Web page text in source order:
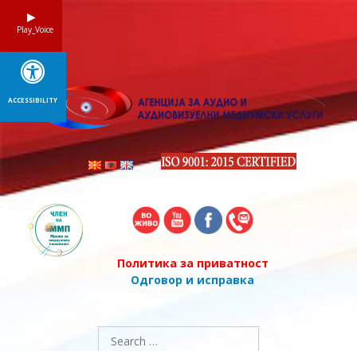
Политика за приватност
Одговор и исправка
Search
for:
Play_Voice
ACCESSIBILITY